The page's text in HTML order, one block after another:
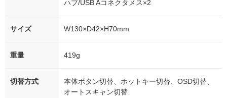
ハブ/USB Aコネクタメス×2
サイズ W130×D42×H70mm
重量 419g
切替方式
本体ボタン切替、ホットキー切替、OSD切替、
オートスキャン切替